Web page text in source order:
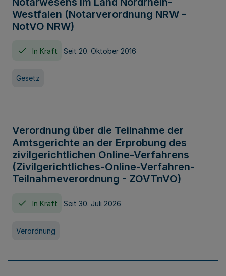
Westfalen (Notarverordnung NRW -
NotVO NRW)
In Kraft Seit 20. Oktober 2016
Gesetz
Verordnung über die Teilnahme der
Amtsgerichte an der Erprobung des
zivilgerichtlichen Online-Verfahrens
(Zivilgerichtliches-Online-Verfahren-
Teilnahmeverordnung - ZOVTnVO)
In Kraft Seit 30. Juli 2026
Verordnung